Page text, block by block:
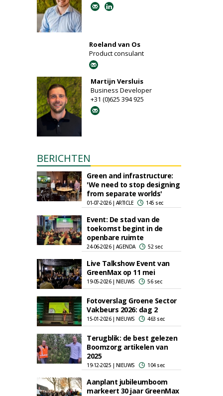
Roeland van Os
Product consulant
Martijn Versluis
Business Developer
+31 (0)625 394 925
BERICHTEN
Green and infrastructure:
'We need to stop designing
from separate worlds'
01-07-2026 | ARTICLE 145 sec
Event: De stad van de
toekomst begint in de
openbare ruimte
24-06-2026 | AGENDA 52 sec
Live Talkshow Event van
GreenMax op 11 mei
19-05-2026 | NIEUWS 56 sec
Fotoverslag Groene Sector
Vakbeurs 2026: dag 2
15-01-2026 | NIEUWS 463 sec
Terugblik: de best gelezen
Boomzorg artikelen van
2025
19-12-2025 | NIEUWS 104 sec
Aanplant jubileumboom
markeert 30 jaar GreenMax